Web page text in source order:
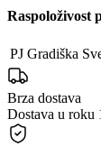
Raspoloživost
PJ Gradiška
Brza dostava
Dostava u roku